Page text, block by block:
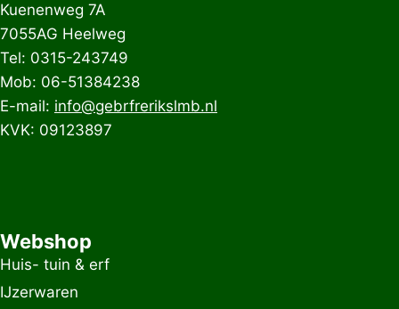
Kuenenweg 7A
7055AG Heelweg
Tel: 0315-243749
Mob: 06-51384238
E-mail: info@gebrfrerikslmb.nl
KVK: 09123897
Webshop
Huis- tuin & erf
IJzerwaren